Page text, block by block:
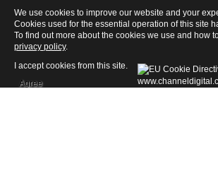
We use cookies to improve our website and your
Cookies used for the essential operation of this site
To find out more about the cookies we use and how
privacy policy.
I accept cookies from this site.
Agree